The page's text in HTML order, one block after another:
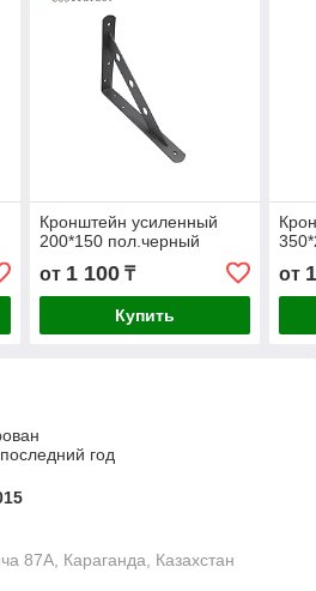
Кронштейн усиленный
200*150 пол.черный
от 1 100₸
Купить
от
год
87А, Караганда, Казахстан